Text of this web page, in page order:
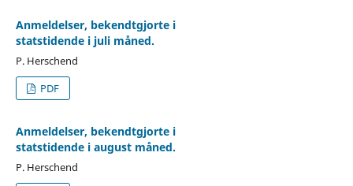
Anmeldelser, bekendtgjorte i
statstidende i juli måned.
P. Herschend
PDF
Anmeldelser, bekendtgjorte i
statstidende i august måned.
P. Herschend